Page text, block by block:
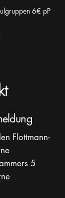
6€ pP
Flottmann-
5